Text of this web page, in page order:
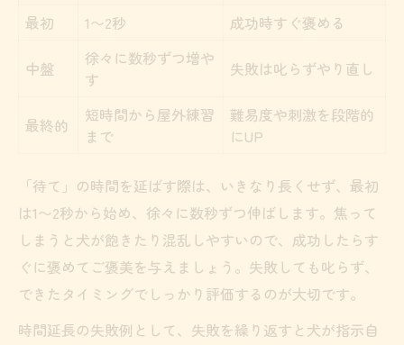
最初 1〜2秒 成功時すぐ褒める
中盤
徐々に数秒ずつ増や
す
失敗は叱らずやり直し
最終的
短時間から屋外練習
まで
難易度や刺激を段階的
にUP
「待て」の時間を延ばす際は、いきなり長くせず、最初
は1〜2秒から始め、徐々に数秒ずつ伸ばします。焦って
しまうと犬が飽きたり混乱しやすいので、成功したらす
ぐに褒めてご褒美を与えましょう。失敗しても叱らず、
できたタイミングでしっかり評価するのが大切です。
時間延長の失敗例として、失敗を繰り返すと犬が指示自